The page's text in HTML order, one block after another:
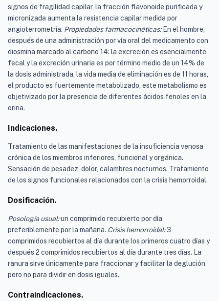
signos de fragilidad capilar, la fracción flavonoide purificada y
micronizada aumenta la resistencia capilar medida por
angioterrometría. Propiedades farmacocinéticas: En el hombre,
después de una administración por vía oral del medicamento con
diosmina marcado al carbono 14: la excreción es esencialmente
fecal y la excreción urinaria es por término medio de un 14% de
la dosis administrada, la vida media de eliminación es de 11 horas,
el producto es fuertemente metabolizado, este metabolismo es
objetivizado por la presencia de diferentes ácidos fenoles en la
orina.
Indicaciones.
Tratamiento de las manifestaciones de la insuficiencia venosa
crónica de los miembros inferiores, funcional y orgánica.
Sensación de pesadez, dolor, calambres nocturnos. Tratamiento
de los signos funcionales relacionados con la crisis hemorroidal.
Dosificación.
Posología usual:un comprimido recubierto por día
preferiblemente por la mañana. Crisis hemorroidal:3
comprimidos recubiertos al día durante los primeros cuatro días y
después 2 comprimidos recubiertos al día durante tres días. La
ranura sirve únicamente para fraccionar y facilitar la deglución
pero no para dividir en dosis iguales.
Contraindicaciones.